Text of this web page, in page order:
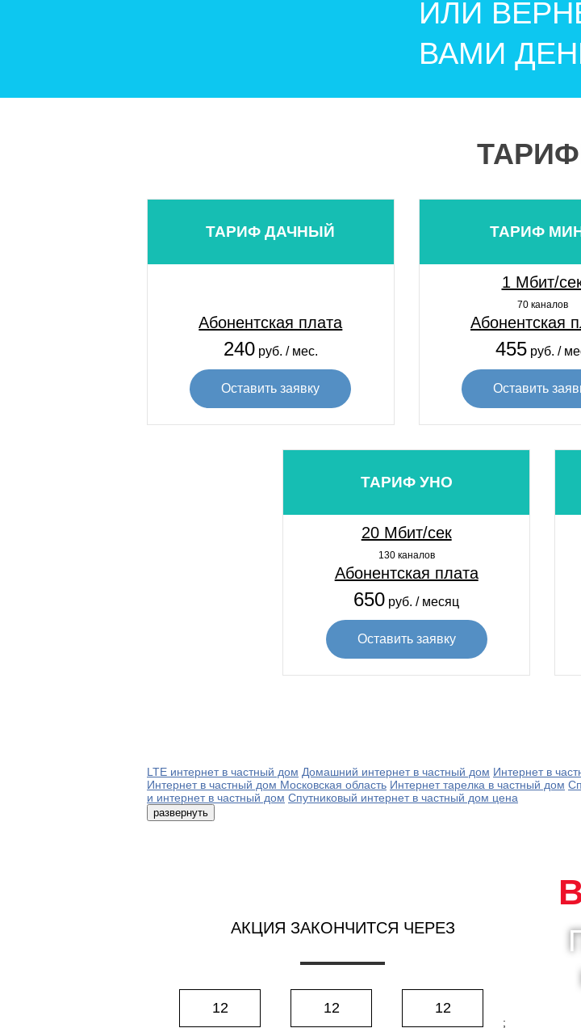
ИЛИ
ВАМИ
ТАРИФ ДАЧНЫЙ
Абонентская плата
240руб. / мес.
Оставить заявку
ТАРИФ
1 Мбит/
70 каналов
Абонентская
455руб. /
Оставить
ТАРИФ УНО
20 Мбит/сек
130 каналов
Абонентская плата
650 руб. / месяц
Оставить заявку
LTE интернет в частный дом Домашний интернет в частный дом Интернет в
Интернет в частный дом Московская область Интернет тарелка в частный дом
и интернет в частный дом Спутниковый интернет в частный дом цена
развернуть
АКЦИЯ ЗАКОНЧИТСЯ ЧЕРЕЗ
12 12 12
;